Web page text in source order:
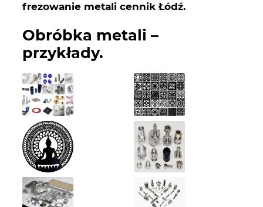
frezowanie metali cennik Łódź.
Obróbka metali –
przykłady.